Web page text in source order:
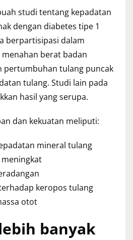
studi tentang kepadatan
dengan diabetes tipe 1
berpartisipasi dalam
menahan berat badan
pertumbuhan tulang puncak
tulang. Studi lain pada
hasil yang serupa.
dan kekuatan meliputi:
mineral tulang
keropos tulang
otot
banyak